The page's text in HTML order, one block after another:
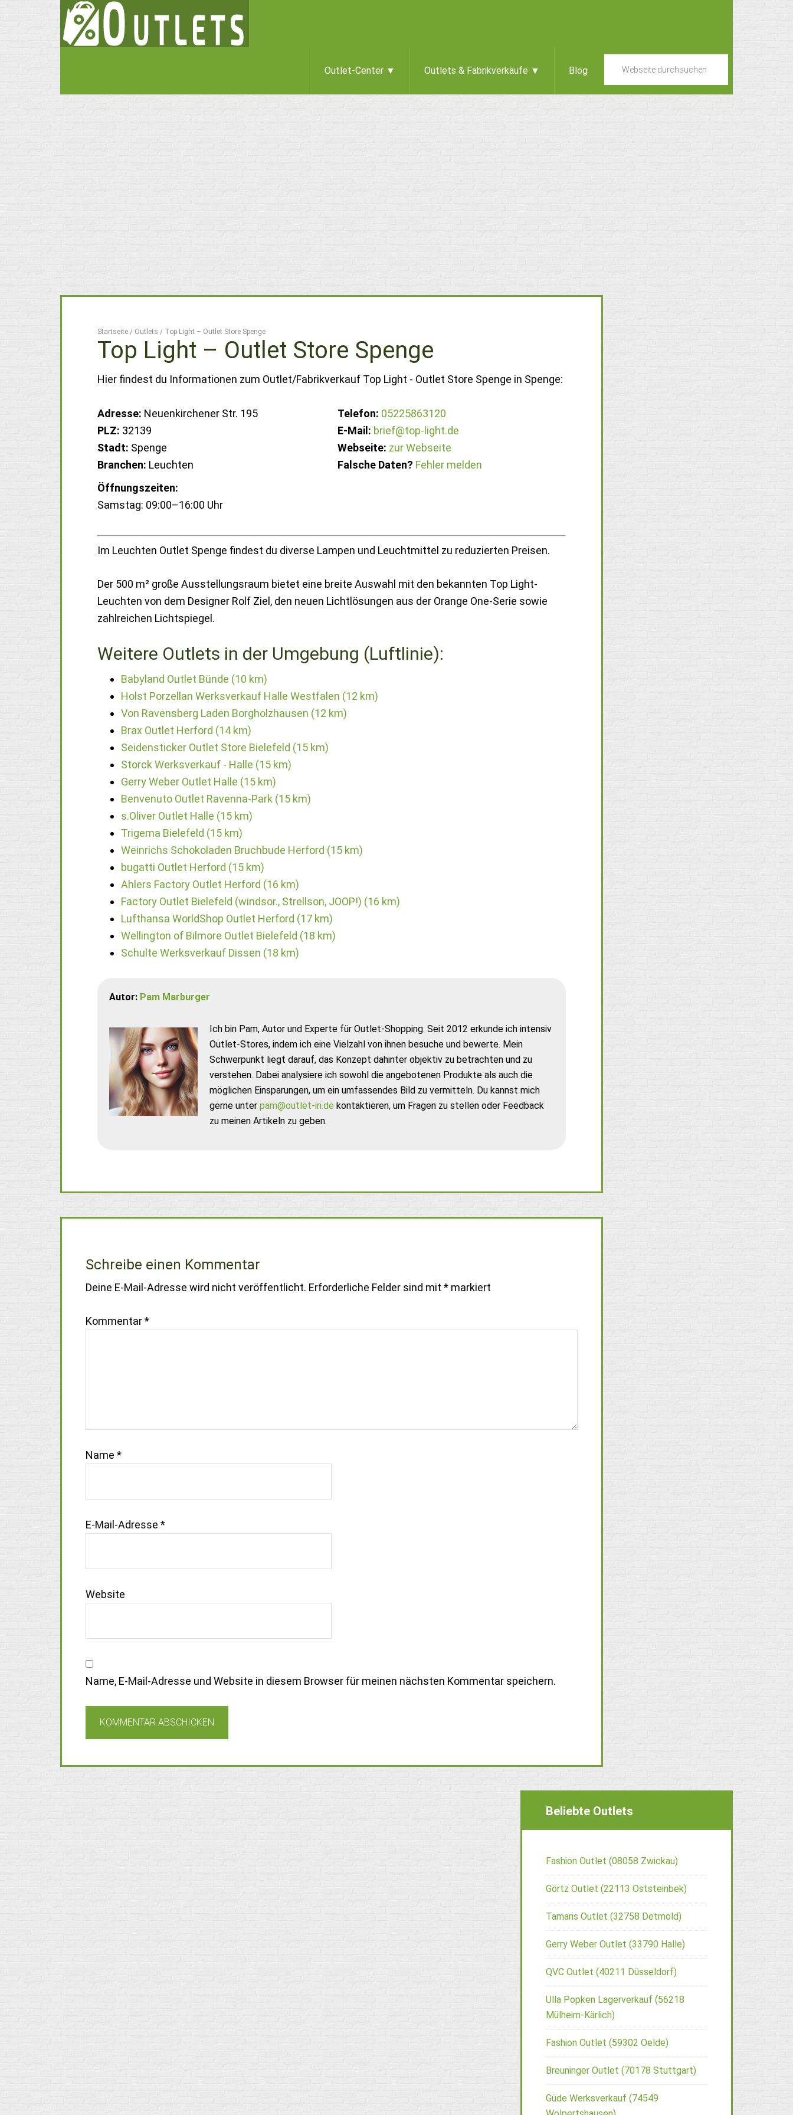
Outlet-Center ▼ Outlets & Fabrikverkäufe ▼ Blog
Startseite / Outlets / Top Light – Outlet Store Spenge
Top Light – Outlet Store Spenge
Hier findest du Informationen zum Outlet/Fabrikverkauf Top Light - Outlet Store Spenge in Spenge:
Adresse: Neuenkirchener Str. 195
PLZ: 32139
Stadt: Spenge
Branchen: Leuchten
Telefon: 05225863120
E-Mail: brief@top-light.de
Webseite: zur Webseite
Falsche Daten? Fehler melden
Öffnungszeiten:
Samstag: 09:00–16:00 Uhr
Im Leuchten Outlet Spenge findest du diverse Lampen und Leuchtmittel zu reduzierten Preisen.
Der 500 m² große Ausstellungsraum bietet eine breite Auswahl mit den bekannten Top Light-
Leuchten von dem Designer Rolf Ziel, den neuen Lichtlösungen aus der Orange One-Serie sowie
zahlreichen Lichtspiegel.
Weitere Outlets in der Umgebung (Luftlinie):
Babyland Outlet Bünde (10 km)
Holst Porzellan Werksverkauf Halle Westfalen (12 km)
Von Ravensberg Laden Borgholzhausen (12 km)
Brax Outlet Herford (14 km)
Seidensticker Outlet Store Bielefeld (15 km)
Storck Werksverkauf - Halle (15 km)
Gerry Weber Outlet Halle (15 km)
Benvenuto Outlet Ravenna-Park (15 km)
s.Oliver Outlet Halle (15 km)
Trigema Bielefeld (15 km)
Weinrichs Schokoladen Bruchbude Herford (15 km)
bugatti Outlet Herford (15 km)
Ahlers Factory Outlet Herford (16 km)
Factory Outlet Bielefeld (windsor., Strellson, JOOP!) (16 km)
Lufthansa WorldShop Outlet Herford (17 km)
Wellington of Bilmore Outlet Bielefeld (18 km)
Schulte Werksverkauf Dissen (18 km)
Autor: Pam Marburger
Ich bin Pam, Autor und Experte für Outlet-Shopping. Seit 2012 erkunde ich intensiv
Outlet-Stores, indem ich eine Vielzahl von ihnen besuche und bewerte. Mein
Schwerpunkt liegt darauf, das Konzept dahinter objektiv zu betrachten und zu
verstehen. Dabei analysiere ich sowohl die angebotenen Produkte als auch die
möglichen Einsparungen, um ein umfassendes Bild zu vermitteln. Du kannst mich
gerne unter pam@outlet-in.de kontaktieren, um Fragen zu stellen oder Feedback
zu meinen Artikeln zu geben.
Schreibe einen Kommentar
Deine E-Mail-Adresse wird nicht veröffentlicht. Erforderliche Felder sind mit * markiert
Kommentar*
Name *
E-Mail-Adresse *
Website
Name, E-Mail-Adresse und Website in diesem Browser für meinen nächsten Kommentar speichern.
Beliebte Outlets
Fashion Outlet (08058 Zwickau)
Görtz Outlet (22113 Oststeinbek)
Tamaris Outlet (32758 Detmold)
Gerry Weber Outlet (33790 Halle)
QVC Outlet (40211 Düsseldorf)
Ulla Popken Lagerverkauf (56218
Mülheim-Kärlich)
Fashion Outlet (59302 Oelde)
Breuninger Outlet (70178 Stuttgart)
Güde Werksverkauf (74549